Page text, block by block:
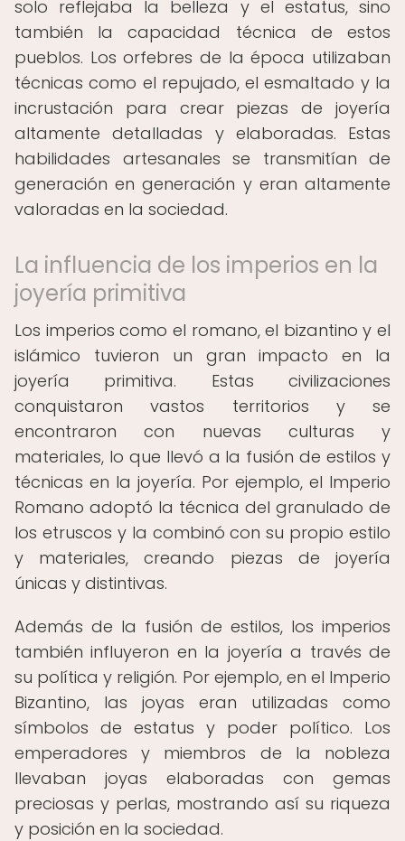
solo reflejaba la belleza y el estatus, sino
también la capacidad técnica de estos
pueblos. Los orfebres de la época utilizaban
técnicas como el repujado, el esmaltado y la
incrustación para crear piezas de joyería
altamente detalladas y elaboradas. Estas
habilidades artesanales se transmitían de
generación en generación y eran altamente
valoradas en la sociedad.
La influencia de los imperios en la
joyería primitiva
Los imperios como el romano, el bizantino y el
islámico tuvieron un gran impacto en la
joyería primitiva. Estas civilizaciones
conquistaron vastos territorios y se
encontraron con nuevas culturas y
materiales, lo que llevó a la fusión de estilos y
técnicas en la joyería. Por ejemplo, el Imperio
Romano adoptó la técnica del granulado de
los etruscos y la combinó con su propio estilo
y materiales, creando piezas de joyería
únicas y distintivas.
Además de la fusión de estilos, los imperios
también influyeron en la joyería a través de
su política y religión. Por ejemplo, en el Imperio
Bizantino, las joyas eran utilizadas como
símbolos de estatus y poder político. Los
emperadores y miembros de la nobleza
llevaban joyas elaboradas con gemas
preciosas y perlas, mostrando así su riqueza
y posición en la sociedad.